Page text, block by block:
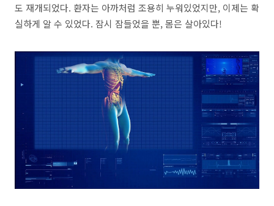
도 재개되었다. 환자는 아까처럼 조용히 누워있었지만, 이제는 확
실하게 알 수 있었다. 잠시 잠들었을 뿐, 몸은 살아있다!